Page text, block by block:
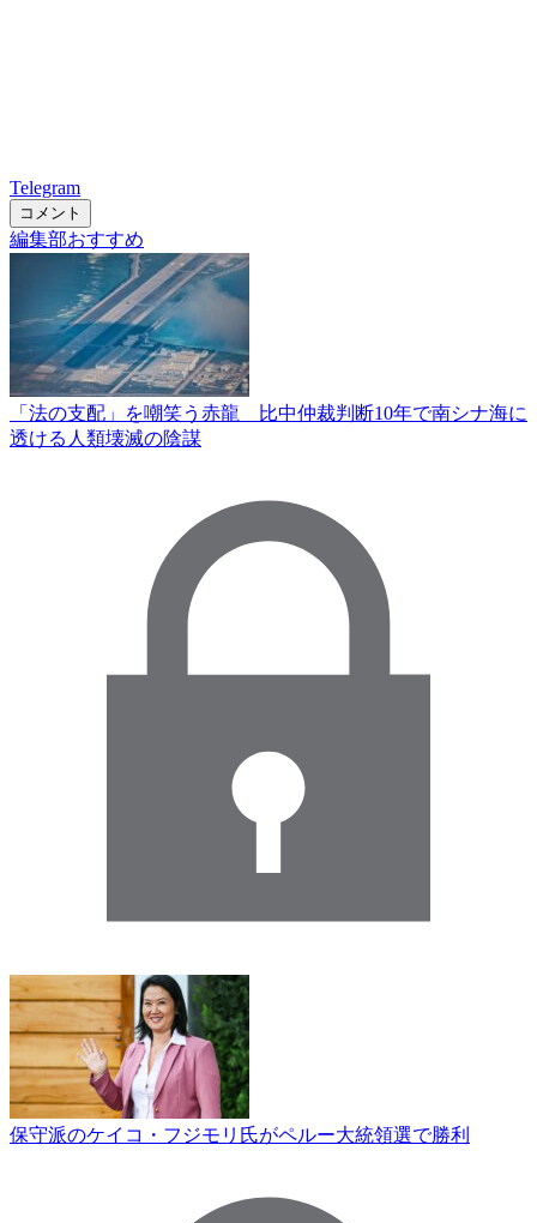
Telegram
コメント
編集部おすすめ
「法の支配」を嘲笑う赤龍 比中仲裁判断10年で南シナ海に
透ける人類壊滅の陰謀
保守派のケイコ・フジモリ氏がペルー大統領選で勝利